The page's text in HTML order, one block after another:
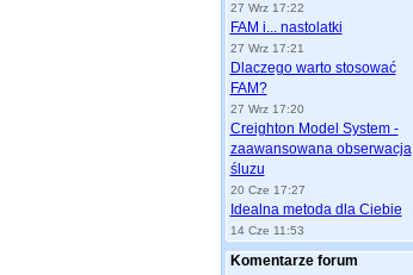
27 Wrz 17:22
FAM i... nastolatki
27 Wrz 17:21
Dlaczego warto stosować
FAM?
27 Wrz 17:20
Creighton Model System -
zaawansowana obserwacja
śluzu
20 Cze 17:27
Idealna metoda dla Ciebie
14 Cze 11:53
Komentarze forum